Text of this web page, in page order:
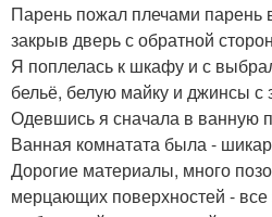
Парень пожал плечами
закрыв дверь с обратной
Я поплелась к шкафу и с
бельё, белую майку и джинсы
Одевшись я сначала в ванную
Ванная комнатата была -
Дорогие материалы, много
мерцающих поверхностей -